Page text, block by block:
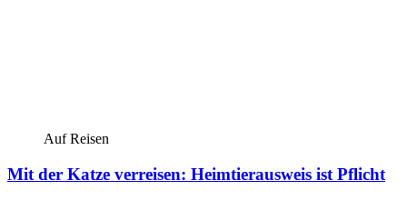
Auf Reisen
Mit der Katze verreisen: Heimtierausweis ist Pflicht